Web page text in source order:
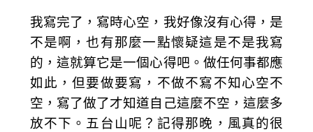
我寫完了，寫時心空，我好像沒有心得，是
不是啊，也有那麼一點懷疑這是不是我寫
的，這就算它是一個心得吧。做任何事都應
如此，但要做要寫，不做不寫不知心空不
空，寫了做了才知道自己這麼不空，這麼多
放不下。五台山呢？記得那晚，風真的很